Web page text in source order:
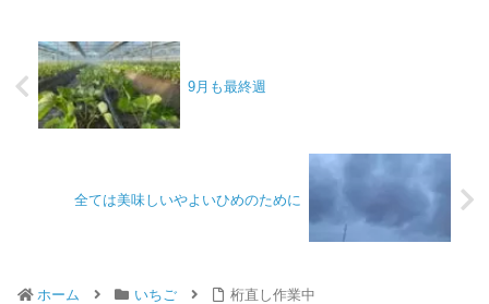
9月も最終週
全ては美味しいやよいひめのために
ホーム いちご 桁直し作業中